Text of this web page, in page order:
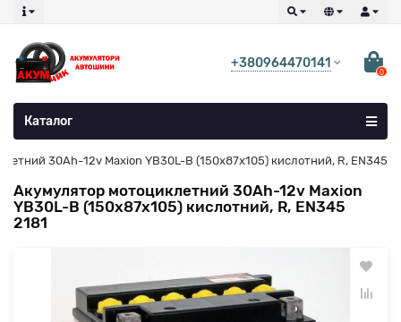
+380964470141
0
Каталог
30Ah-12v Maxion YB30L-B (150х87х105) кислотний, R, EN345
Акумулятор мотоциклетний 30Ah-12v Maxion
YB30L-B (150х87х105) кислотний, R, EN345
2181